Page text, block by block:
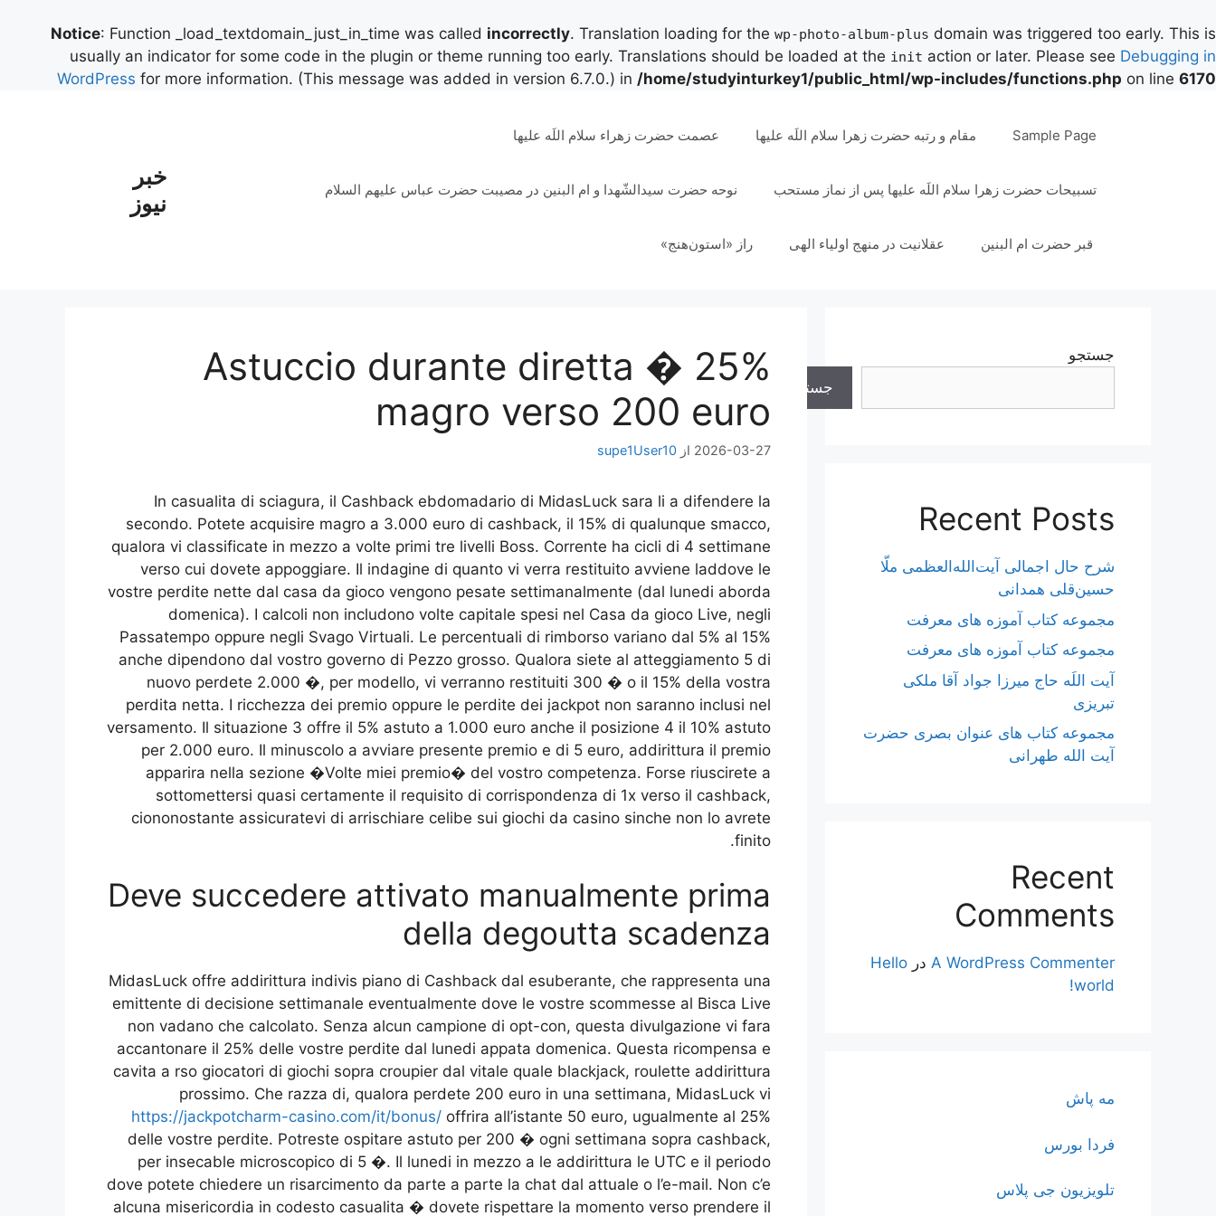
Notice: Function _load_textdomain_just_in_time was called incorrectly. Translation loading for the wp-photo-album-plus domain was triggered too early. This is
usually an indicator for some code in the plugin or theme running too early. Translations should be loaded at the init action or later. Please see Debugging in
WordPress for more information. (This message was added in version 6.7.0.) in /home/studyinturkey1/public_html/wp-includes/functions.php on line 6170
خبر
نیوز
Sample Page مقام و رتبه حضرت زهرا سلام اللَه علیها عصمت حضرت زهراء سلام اللَه علیها
تسبیحات حضرت زهرا سلام اللَه علیها پس از نماز مستحب نوحه حضرت سیدالشّهدا و ام البنین در مصیبت حضرت عباس علیهم السلام
قبر حضرت ام البنین عقلانیت در منهج اولیاء الهی راز «استون‌هنج»
Astuccio durante diretta � 25%
magro verso 200 euro
2026-03-27 از supe1User10
In casualita di sciagura, il Cashback ebdomadario di MidasLuck sara li a difendere la
secondo. Potete acquisire magro a 3.000 euro di cashback, il 15% di qualunque smacco,
qualora vi classificate in mezzo a volte primi tre livelli Boss. Corrente ha cicli di 4 settimane
verso cui dovete appoggiare. Il indagine di quanto vi verra restituito avviene laddove le
vostre perdite nette dal casa da gioco vengono pesate settimanalmente (dal lunedi aborda
domenica). I calcoli non includono volte capitale spesi nel Casa da gioco Live, negli
Passatempo oppure negli Svago Virtuali. Le percentuali di rimborso variano dal 5% al 15%
anche dipendono dal vostro governo di Pezzo grosso. Qualora siete al atteggiamento 5 di
nuovo perdete 2.000 �, per modello, vi verranno restituiti 300 � o il 15% della vostra
perdita netta. I ricchezza dei premio oppure le perdite dei jackpot non saranno inclusi nel
versamento. Il situazione 3 offre il 5% astuto a 1.000 euro anche il posizione 4 il 10% astuto
per 2.000 euro. Il minuscolo a avviare presente premio e di 5 euro, addirittura il premio
apparira nella sezione �Volte miei premio� del vostro competenza. Forse riuscirete a
sottomettersi quasi certamente il requisito di corrispondenza di 1x verso il cashback,
ciononostante assicuratevi di arrischiare celibe sui giochi da casino sinche non lo avrete
finito.
Deve succedere attivato manualmente prima
della degoutta scadenza
MidasLuck offre addirittura indivis piano di Cashback dal esuberante, che rappresenta una
emittente di decisione settimanale eventualmente dove le vostre scommesse al Bisca Live
non vadano che calcolato. Senza alcun campione di opt-con, questa divulgazione vi fara
accantonare il 25% delle vostre perdite dal lunedi appata domenica. Questa ricompensa e
cavita a rso giocatori di giochi sopra croupier dal vitale quale blackjack, roulette addirittura
prossimo. Che razza di, qualora perdete 200 euro in una settimana, MidasLuck vi
https://jackpotcharm-casino.com/it/bonus/ offrira all’istante 50 euro, ugualmente al 25%
delle vostre perdite. Potreste ospitare astuto per 200 � ogni settimana sopra cashback,
per insecable microscopico di 5 �. Il lunedi in mezzo a le addirittura le UTC e il periodo
dove potete chiedere un risarcimento da parte a parte la chat dal attuale o l’e-mail. Non c’e
alcuna misericordia in codesto casualita � dovete rispettare la momento verso prendere il
جستجو
جستجو
Recent Posts
شرح حال اجمالی آیت‌الله‌العظمی ملّا
حسین‌قلی همدانی
مجموعه کتاب آموزه های معرفت
مجموعه کتاب آموزه های معرفت
آیت اللَه حاج میرزا جواد آقا ملکی
تبریزی
مجموعه کتاب های عنوان بصری حضرت
آیت الله طهرانی
Recent
Comments
A WordPress Commenter در Hello
world!
مه پاش
فردا بورس
تلویزیون جی پلاس